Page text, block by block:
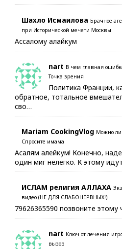
Шахло Исмаилова Брачное
при Исторической мечети Москвы
Ассалому алайкум
nart В чем главная
Точка зрения
Политика Франции,
обратное, тотальное
сво…
Mariam CookingVlog Можно
Спросите имама
Асалям алейкум! Конечно,
один миг нелегко. К этому
ИСЛАМ религия АЛЛАХА
видео (НЕ ДЛЯ СЛАБОНЕРВНЫХ!)
79626365590 позвоните этому
nart Ключ от лечения
вызов